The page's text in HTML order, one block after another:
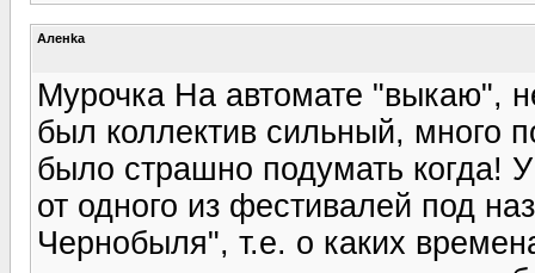
Аленka
Мурочка На автомате "выкаю",
был коллектив сильный, много
было страшно подумать когда!
от одного из фестивалей под
Чернобыля", т.е. о каких